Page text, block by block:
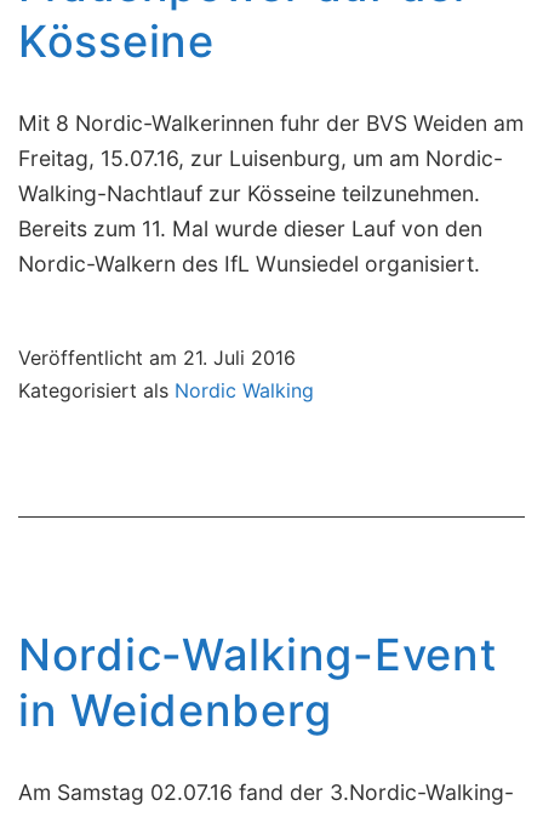
Kösseine
Mit 8 Nordic-Walkerinnen fuhr der BVS Weiden am
Freitag, 15.07.16, zur Luisenburg, um am Nordic-
Walking-Nachtlauf zur Kösseine teilzunehmen.
Bereits zum 11. Mal wurde dieser Lauf von den
Nordic-Walkern des IfL Wunsiedel organisiert.
Veröffentlicht am 21. Juli 2016
Kategorisiert als Nordic Walking
Nordic-Walking-Event
in Weidenberg
Am Samstag 02.07.16 fand der 3.Nordic-Walking-